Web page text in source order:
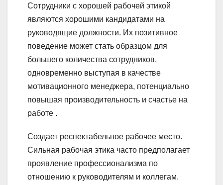
Сотрудники с хорошей рабочей этикой
являются хорошими кандидатами на
руководящие должности. Их позитивное
поведение может стать образцом для
большего количества сотрудников,
одновременно выступая в качестве
мотивационного менеджера, потенциально
повышая производительность и счастье на
работе .
Создает респектабельное рабочее место.
Сильная рабочая этика часто предполагает
проявление профессионализма по
отношению к руководителям и коллегам.